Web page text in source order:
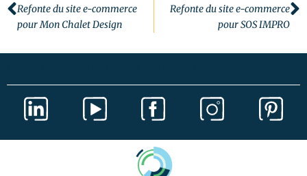
Refonte du site e-commerce
pour Mon Chalet Design
Refonte du site e-commerce
pour SOS IMPRO